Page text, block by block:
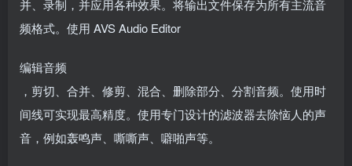
并、录制，并应用各种效果。将输出文件保存为所有主流音
频格式。使用 AVS Audio Editor
编辑音频
，剪切、合并、修剪、混合、删除部分、分割音频。使用时
间线可实现最高精度。使用专门设计的滤波器去除恼人的声
音，例如轰鸣声、嘶嘶声、噼啪声等。